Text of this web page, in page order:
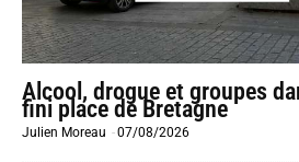
Alcool, drogue et groupes
fini place de Bretagne
Julien Moreau -07/08/2026